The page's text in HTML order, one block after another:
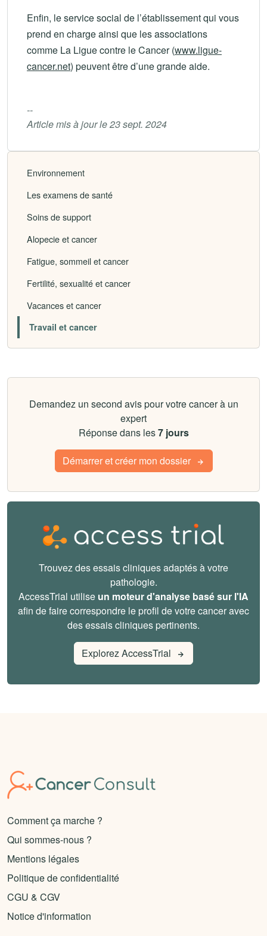
Enfin, le service social de l’établissement qui vous
prend en charge ainsi que les associations
comme La Ligue contre le Cancer (www.ligue-
cancer.net) peuvent être d’une grande aide.
--
Article mis à jour le 23 sept. 2024
Environnement
Les examens de santé
Soins de support
Alopecie et cancer
Fatigue, sommeil et cancer
Fertilité, sexualité et cancer
Vacances et cancer
Travail et cancer
Demandez un second avis pour votre cancer à un
expert
Réponse dans les7 jours
Démarrer et créer mon dossier
Trouvez des essais cliniques adaptés à votre
pathologie.
AccessTrial utilise un moteur d'analyse basé sur l'IA
afin de faire correspondre le profil de votre cancer avec
des essais cliniques pertinents.
Explorez AccessTrial
Comment ça marche ?
Qui sommes-nous ?
Mentions légales
Politique de confidentialité
CGU & CGV
Notice d'information